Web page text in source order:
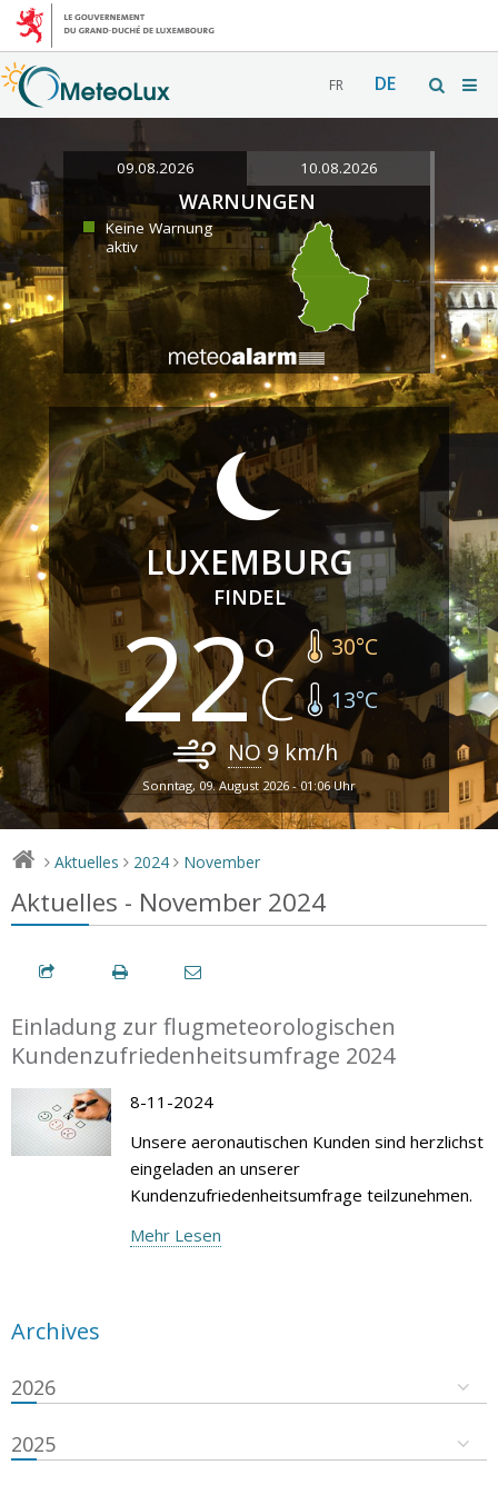
FR DE
09.08.2026 10.08.2026
WARNUNGEN
Keine Warnung
aktiv
LUXEMBURG
FINDEL
22 30°C
13°C
NO9 km/h
Sonntag, 09. August 2026 - 01:06 Uhr
> Aktuelles > 2024 > November
Aktuelles - November 2024
Einladung zur flugmeteorologischen
Kundenzufriedenheitsumfrage 2024
8-11-2024
Unsere aeronautischen Kunden sind herzlichst
eingeladen an unserer
Kundenzufriedenheitsumfrage teilzunehmen.
Mehr Lesen
Archives
2026
2025